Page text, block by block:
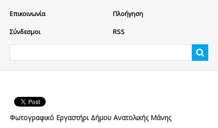
Eπικοινωνία Πλοήγηση
Σύνδεσμοι RSS
Φωτογραφικό Εργαστήρι Δήμου Ανατολικής Μάνης